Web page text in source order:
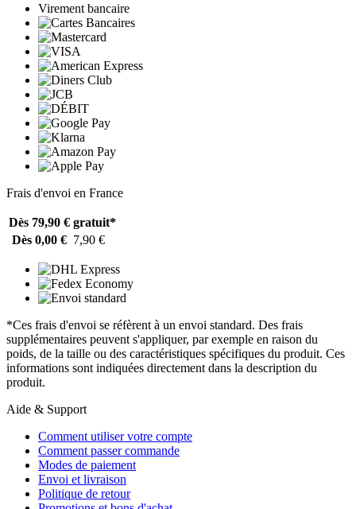
Virement bancaire
Frais d'envoi en France
Dès 79,90 € gratuit*
Dès 0,00 € 7,90 €
*Ces frais d'envoi se réfèrent à un envoi standard. Des frais
supplémentaires peuvent s'appliquer, par exemple en raison du
poids, de la taille ou des caractéristiques spécifiques du produit. Ces
informations sont indiquées directement dans la description du
produit.
Aide & Support
Comment utiliser votre compte
Comment passer commande
Modes de paiement
Envoi et livraison
Politique de retour